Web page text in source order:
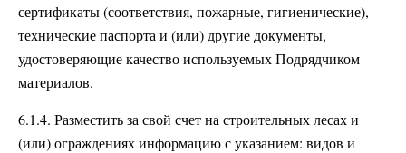
сертификаты (соответствия, пожарные, гигиенические),
технические паспорта и (или) другие документы,
удостоверяющие качество используемых Подрядчиком
материалов.
6.1.4. Разместить за свой счет на строительных лесах и
(или) ограждениях информацию с указанием: видов и